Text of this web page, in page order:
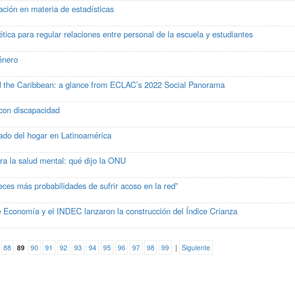
en materia de estadísticas
para regular relaciones entre personal de la escuela y estudiantes
Caribbean: a glance from ECLAC’s 2022 Social Panorama
discapacidad
del hogar en Latinoamérica
la salud mental: qué dijo la ONU
más probabilidades de sufrir acoso en la red”
y el INDEC lanzaron la construcción del Índice Crianza
88 89 90 91 92 93 94 95 96 97 98 99 | Siguiente